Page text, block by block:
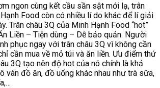
ngon cùng kết cầu sần sật mới lạ, trân
Food còn có nhiều lí do khác để lí giải
Trân châu 3Q của Minh Hạnh Food “hot”
Liền – Tiện dùng – Dễ bảo quản. Người
phục ngay với trân châu 3Q vì không cần
cần mua về mỏ túi và ăn liền. Ưu điểm thứ
3Q tạo nên độ hot của nó chính là khả
vàn đồ ăn, đồ uống khác nhau như trà sữa,